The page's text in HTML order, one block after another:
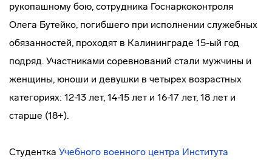
рукопашному бою, сотрудника Госнаркоконтроля
Олега Бутейко, погибшего при исполнении служебных
обязанностей, проходят в Калининграде 15-ый год
подряд. Участниками соревнований стали мужчины и
женщины, юноши и девушки в четырех возрастных
категориях: 12-13 лет, 14-15 лет и 16-17 лет, 18 лет и
старше (18+).
Студентка Учебного военного центра Института